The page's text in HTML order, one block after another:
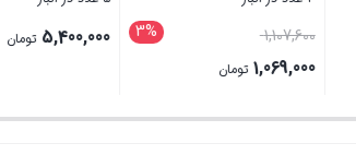
3% 1,107,600
اصلی
بود.
1,069,000 تومان
بستن
5,400,000 تومان
بستن